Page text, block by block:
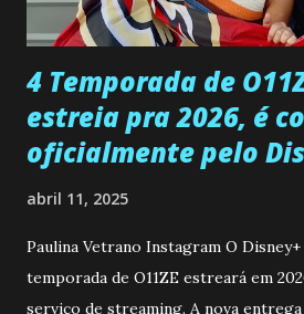
que a clínica inseminou por engano
...
4 Temporada de
estreia pra 2026, é
oficialmente pelo
abril 11, 2025
Paulina Vetrano Instagram O
temporada de O11ZE estreará em
serviço de streaming. A nova